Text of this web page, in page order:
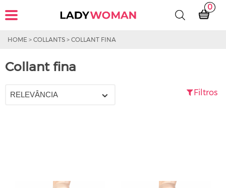
0
HOME > COLLANTS > COLLANT FINA
Collant fina
Filtros